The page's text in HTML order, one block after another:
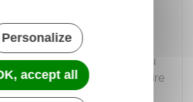
non-concurrence
du franchisé d'exercer une
pendant la durée du
ou une période supplémentaire
Personalize
accept all